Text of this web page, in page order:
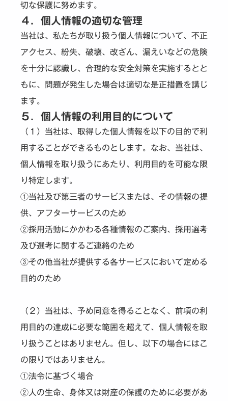
切な保護に努めます。
４．個人情報の適切な管理
当社は、私たちが取り扱う個人情報について、不正
アクセス、紛失、破壊、改ざん、漏えいなどの危険
を十分に認識し、合理的な安全対策を実施するとと
もに、問題が発生した場合は適切な是正措置を講じ
ます。
５．個人情報の利用目的について
（１）当社は、取得した個人情報を以下の目的で利
用することができるものとします。なお、当社は、
個人情報を取り扱うにあたり、利用目的を可能な限
り特定します。
①当社及び第三者のサービスまたは、その情報の提
供、アフターサービスのため
②採用活動にかかわる各種情報のご案内、採用選考
及び選考に関するご連絡のため
③その他当社が提供する各サービスにおいて定める
目的のため
（２）当社は、予め同意を得ることなく、前項の利
用目的の達成に必要な範囲を超えて、個人情報を取
り扱うことはありません。但し、以下の場合にはこ
の限りではありません。
①法令に基づく場合
②人の生命、身体又は財産の保護のために必要があ